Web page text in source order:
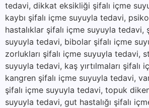
tedavi, dikkat eksikliği şifalı içme
kaybı şifalı içme suyuyla tedavi,
hastalıklar şifalı içme suyuyla tedavi,
suyuyla tedavi, bibolar şifalı içme
zorlukları şifalı içme suyuyla tedavi,
suyuyla tedavi, kaş yırtılmaları şifalı
kangren şifalı içme suyuyla tedavi,
şifalı içme suyuyla tedavi, topuk
suyuyla tedavi, gut hastalığı şifalı